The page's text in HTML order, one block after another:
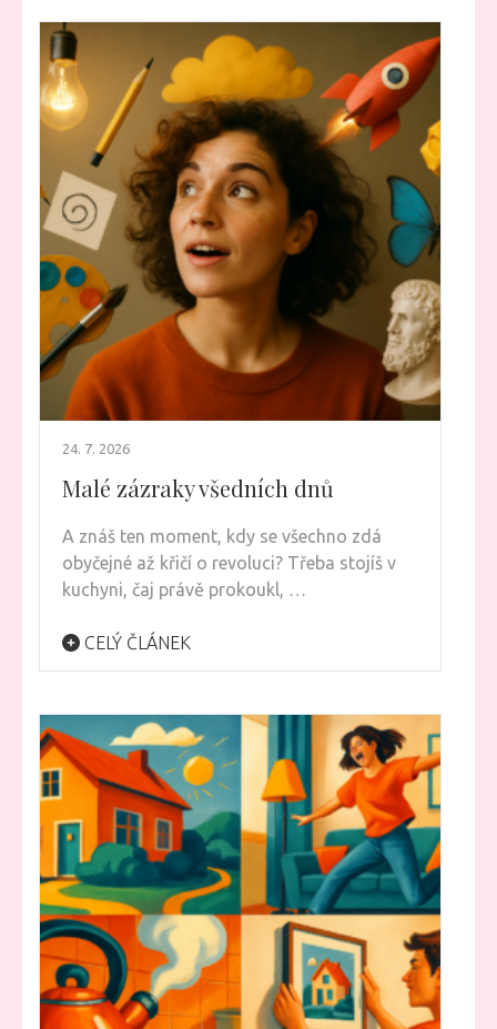
24. 7. 2026
Malé zázraky všedních dnů
A znáš ten moment, kdy se všechno zdá
obyčejné až křičí o revoluci? Třeba stojíš v
kuchyni, čaj právě prokoukl, …
CELÝ ČLÁNEK